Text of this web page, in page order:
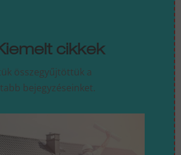
cikkek
összegyűjtöttük a
bejegyzéseinket.